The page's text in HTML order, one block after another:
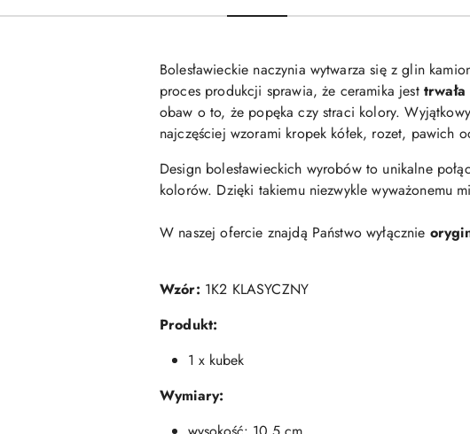
Bolesławieckie naczynia wytwarza się z glin
proces produkcji sprawia, że ceramika jest
obaw o to, że popęka czy straci kolory.
najczęściej wzorami kropek kółek, rozet, pawich
Design bolesławieckich wyrobów to unikalne
kolorów. Dzięki takiemu niezwykle wyważonemu
W naszej ofercie znajdą Państwo wyłącznie
Wzór: 1K2 KLASYCZNY
Produkt:
1 x kubek
Wymiary: